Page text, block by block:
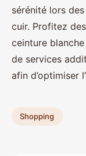
sérénité lors
cuir. Profitez
ceinture
de services
afin d’optimiser
Shopping